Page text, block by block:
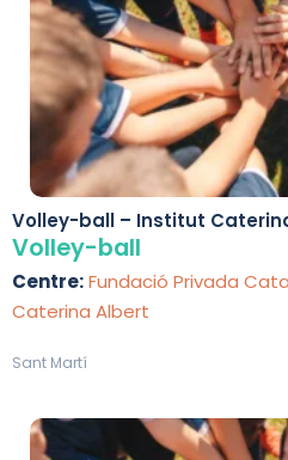
Volley-ball – Institut
Volley-ball
Centre:Fundació Privada
Caterina Albert
Sant Martí